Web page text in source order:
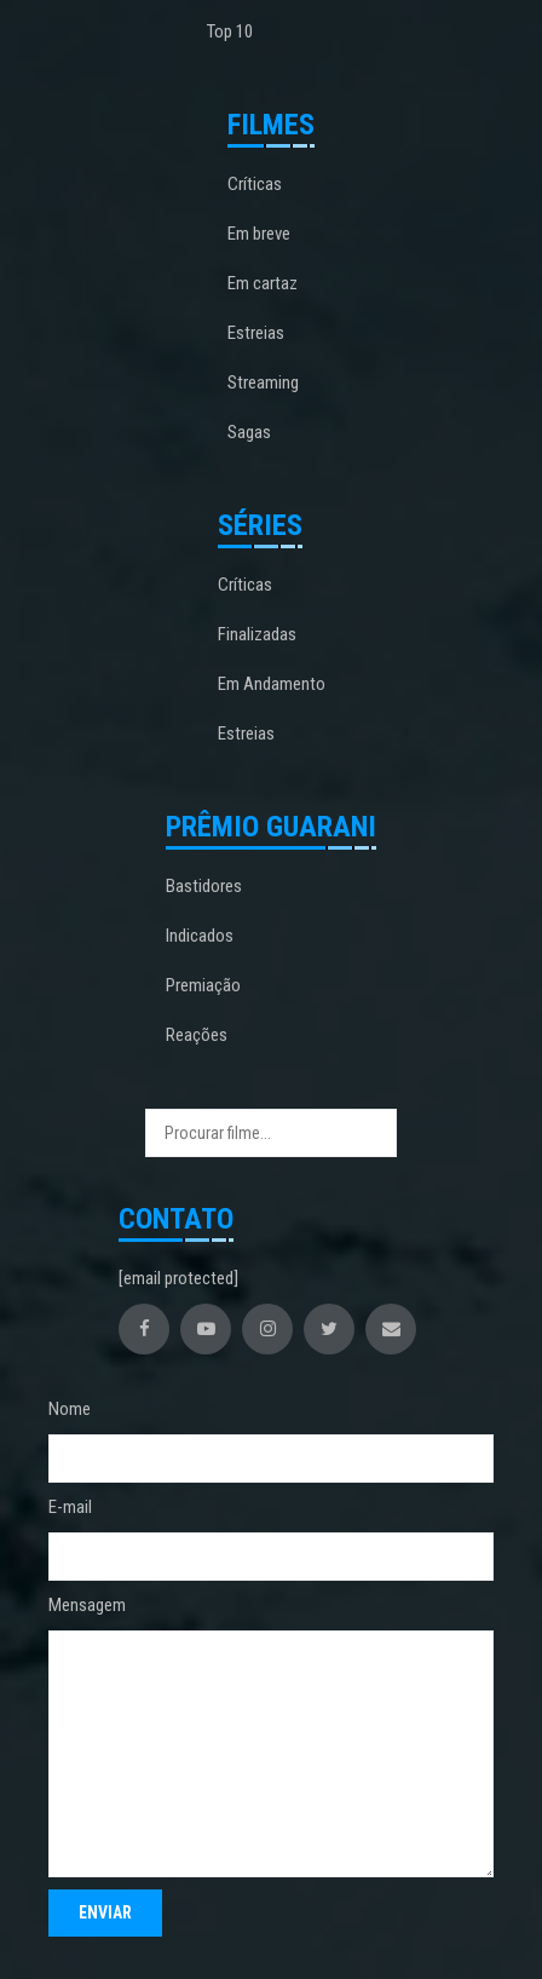
Top 10
FILMES
Críticas
Em breve
Em cartaz
Estreias
Streaming
Sagas
SÉRIES
Críticas
Finalizadas
Em Andamento
Estreias
PRÊMIO GUARANI
Bastidores
Indicados
Premiação
Reações
CONTATO
[email protected]
Nome
E-mail
Mensagem